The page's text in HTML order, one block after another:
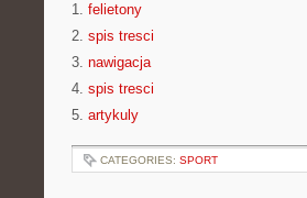
1. felietony
2. spis tresci
3. nawigacja
4. spis tresci
5. artykuly
CATEGORIES: SPORT